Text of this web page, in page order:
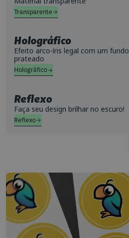
Transparente
Holográfico
Efeito arco-íris legal com um fundo
prateado
Holográfico
Reflexo
Faça seu design brilhar no escuro!
Reflexo